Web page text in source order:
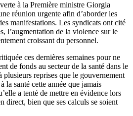
à la Première ministre Giorgia
réunion urgente afin d’aborder les
manifestations. Les syndicats ont cité
l’augmentation de la violence sur le
croissant du personnel.
ces dernières semaines pour ne
de fonds au secteur de la santé dans le
plusieurs reprises que le gouvernement
la santé cette année que jamais
a tenté de mettre en évidence lors
direct, bien que ses calculs se soient